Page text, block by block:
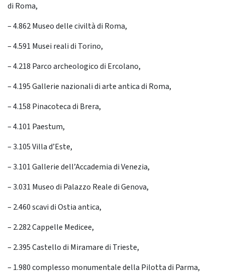
di Roma,
– 4.862 Museo delle civiltà di Roma,
– 4.591 Musei reali di Torino,
– 4.218 Parco archeologico di Ercolano,
– 4.195 Gallerie nazionali di arte antica di Roma,
– 4.158 Pinacoteca di Brera,
– 4.101 Paestum,
– 3.105 Villa d’Este,
– 3.101 Gallerie dell’Accademia di Venezia,
– 3.031 Museo di Palazzo Reale di Genova,
– 2.460 scavi di Ostia antica,
– 2.282 Cappelle Medicee,
– 2.395 Castello di Miramare di Trieste,
– 1.980 complesso monumentale della Pilotta di Parma,